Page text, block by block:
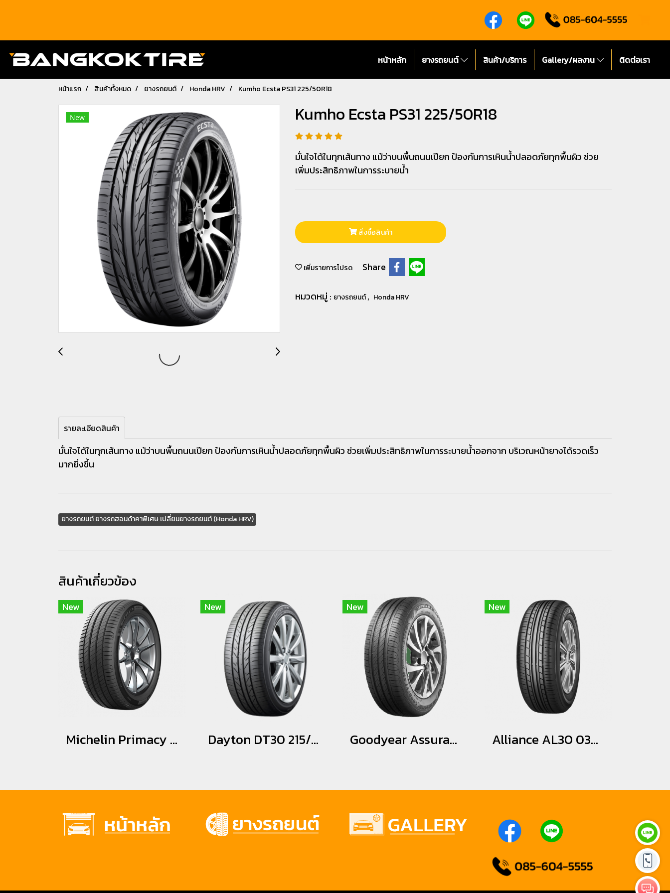
หน้าหลัก ยางรถยนต์ สินค้า/บริการ Gallery/ผลงาน ติดต่อเรา
หน้าแรก สินค้าทั้งหมด ยางรถยนต์ Honda HRV Kumho Ecsta PS31 225/50R18
New Kumho Ecsta PS31 225/50R18
มั่นใจได้ในทุกเส้นทาง แม้ว่าบนพื้นถนนเปียก ป้องกันการเหินน้ำปลอดภัยทุกพื้นผิว ช่วย
เพิ่มประสิทธิภาพในการระบายน้ำ
สั่งซื้อสินค้า
เพิ่มรายการโปรด Share
หมวดหมู่ : ยางรถยนต์, Honda HRV
รายละเอียดสินค้า
มั่นใจได้ในทุกเส้นทาง แม้ว่าบนพื้นถนนเปียก ป้องกันการเหินน้ำปลอดภัยทุกพื้นผิว ช่วยเพิ่มประสิทธิภาพในการระบายน้ำออกจาก บริเวณหน้ายางได้รวดเร็ว
มากยิ่งขึ้น
ยางรถยนต์ ยางรถฮอนด้าคาพิเศษ เปลี่ยนยางรถยนต์ (Honda HRV)
สินค้าเกี่ยวข้อง
New
Michelin Primacy 4 ST 215/55R17
New
Dayton DT30 215/55R17
New
Goodyear Assurance Triplemax 2 215/60R17
New
Alliance AL30 030EX 215/55R17